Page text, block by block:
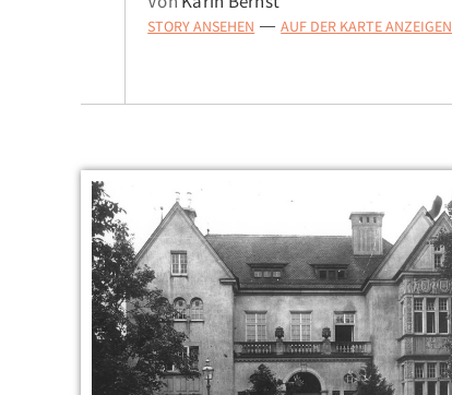
STORY ANSEHEN — AUF DER KARTE ANZEIGEN